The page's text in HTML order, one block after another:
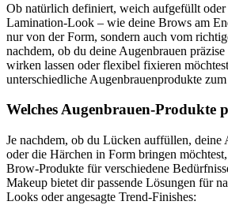
Ob natürlich definiert, weich aufgefüllt oder
Lamination-Look – wie deine Brows am
nur von der Form, sondern auch vom
nachdem, ob du deine Augenbrauen
wirken lassen oder flexibel fixieren
unterschiedliche Augenbrauenprodukte
Welches Augenbrauen-Produkte
Je nachdem, ob du Lücken auffüllen, deine
oder die Härchen in Form bringen
Brow-Produkte für verschiedene
Makeup bietet dir passende Lösungen für
Looks oder angesagte Trend-Finishes: